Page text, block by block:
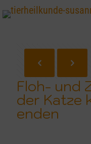
Floh- und
der Katze
enden